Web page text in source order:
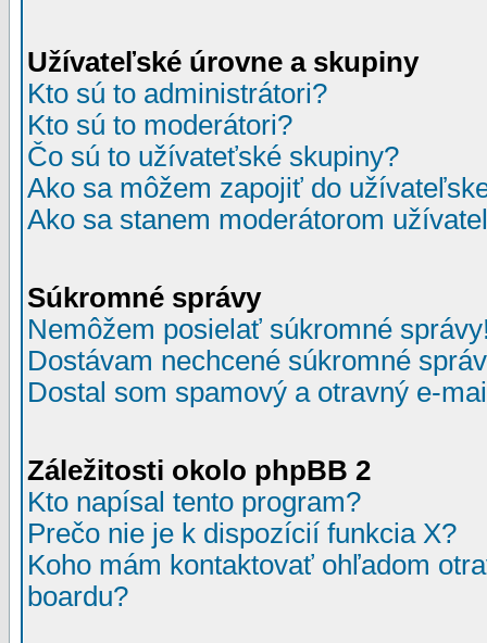
Užívateľské úrovne a skupiny
Kto sú to administrátori?
Kto sú to moderátori?
Čo sú to užívateťské skupiny?
Ako sa môžem zapojiť do
Ako sa stanem moderátorom
Súkromné správy
Nemôžem posielať súkromné
Dostávam nechcené súkromné
Dostal som spamový a otravný e-
Záležitosti okolo phpBB 2
Kto napísal tento program?
Prečo nie je k dispozícií funkcia X?
Koho mám kontaktovať ohľadom
boardu?